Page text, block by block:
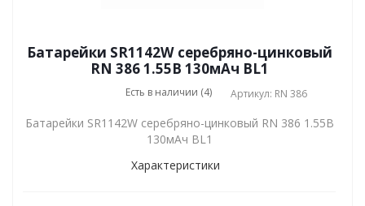
Батарейки SR1142W серебряно-цинковый
RN 386 1.55В 130мАч BL1
Есть в наличии (4) Артикул: RN 386
Батарейки SR1142W серебряно-цинковый RN 386 1.55В
130мАч BL1
Характеристики